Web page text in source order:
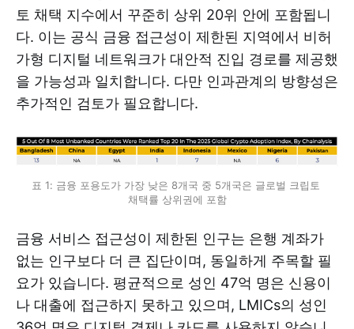
토 채택 지수에서 꾸준히 상위 20위 안에 포함됩니
다. 이는 공식 금융 접근성이 제한된 지역에서 비허
가형 디지털 네트워크가 대안적 진입 경로를 제공했
을 가능성과 일치합니다. 다만 인과관계의 방향성은
추가적인 검토가 필요합니다.
표 1: 금융 포용도가 가장 낮은 8개국 중 5개국은 글로벌 크립토
채택률 상위권에 포함
금융 서비스 접근성이 제한된 인구는 은행 계좌가
없는 인구보다 더 큰 집단이며, 동일하게 주목할 필
요가 있습니다. 평균적으로 성인 47억 명은 신용이
나 대출에 접근하지 못하고 있으며, LMICs의 성인